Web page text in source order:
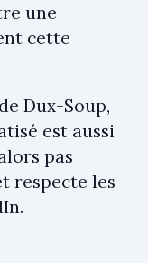
une
cette
Dux-Soup,
est aussi
pas
respecte les